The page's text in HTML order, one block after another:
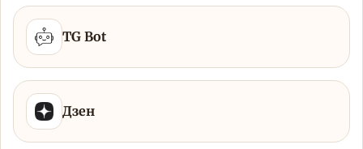
TG Bot
Дзен